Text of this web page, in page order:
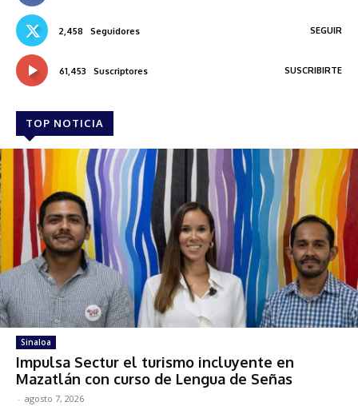
2,458 Seguidores SEGUIR
61,453 Suscriptores SUSCRIBIRTE
TOP NOTICIA
Sinaloa
Impulsa Sectur el turismo incluyente en
Mazatlán con curso de Lengua de Señas
- agosto 7, 2026